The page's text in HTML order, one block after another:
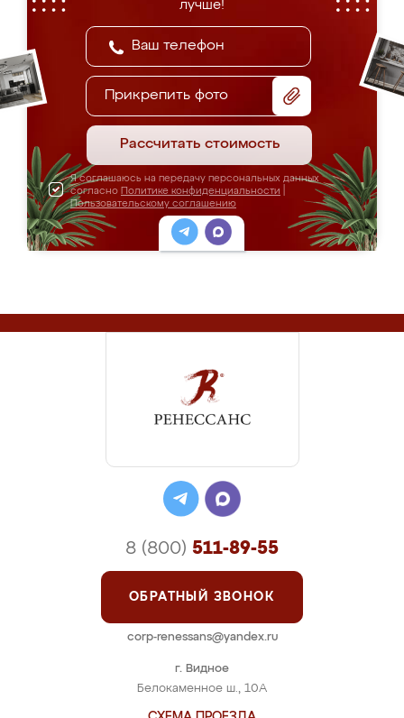
лучше!
Прикрепить фото
Рассчитать стоимость
Я соглашаюсь на передачу персональных данных
согласно Политике конфиденциальности
Пользовательскому соглашению
г. Видное
Белокаменное ш., 10А
8 (800) 511-89-55
ОБРАТНЫЙ ЗВОНОК
corp-renessans@yandex.ru